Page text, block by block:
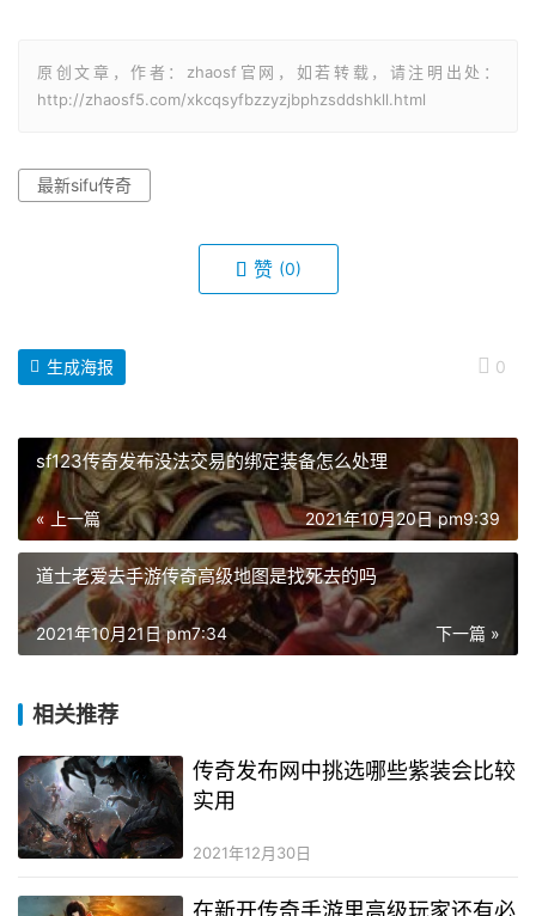
原创文章，作者：zhaosf官网，如若转载，请注明出处：
http://zhaosf5.com/xkcqsyfbzzyzjbphzsddshkll.html
最新sifu传奇
赞 (0)
0
生成海报
sf123传奇发布没法交易的绑定装备怎么处理
« 上一篇 2021年10月20日 pm9:39
道士老爱去手游传奇高级地图是找死去的吗
下一篇 »
2021年10月21日 pm7:34
相关推荐
传奇发布网中挑选哪些紫装会比较
实用
2021年12月30日